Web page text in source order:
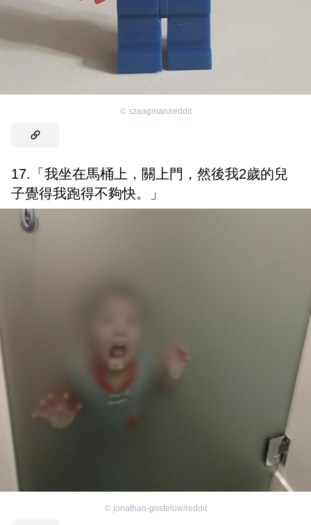
© szaagman/reddit
17.「我坐在馬桶上，關上門，然後我2歲的兒
子覺得我跑得不夠快。」
© jonathan-gostelow/reddit